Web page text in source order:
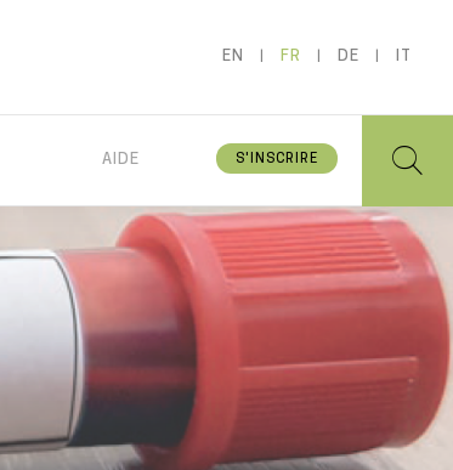
EN FR DE
AIDE S'INSCRIRE